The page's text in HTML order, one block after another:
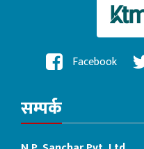
Facebook
सम्पर्क